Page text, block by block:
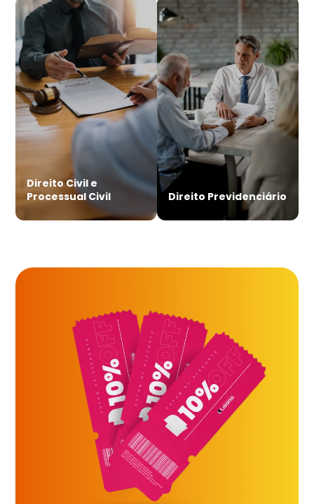
Direito Civil e
Processual Civil
Direito Previdenciário